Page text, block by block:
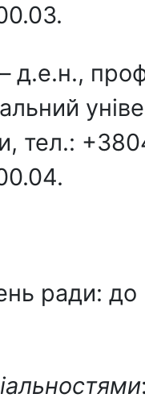
– д.е.н.,
тел.:
ради: